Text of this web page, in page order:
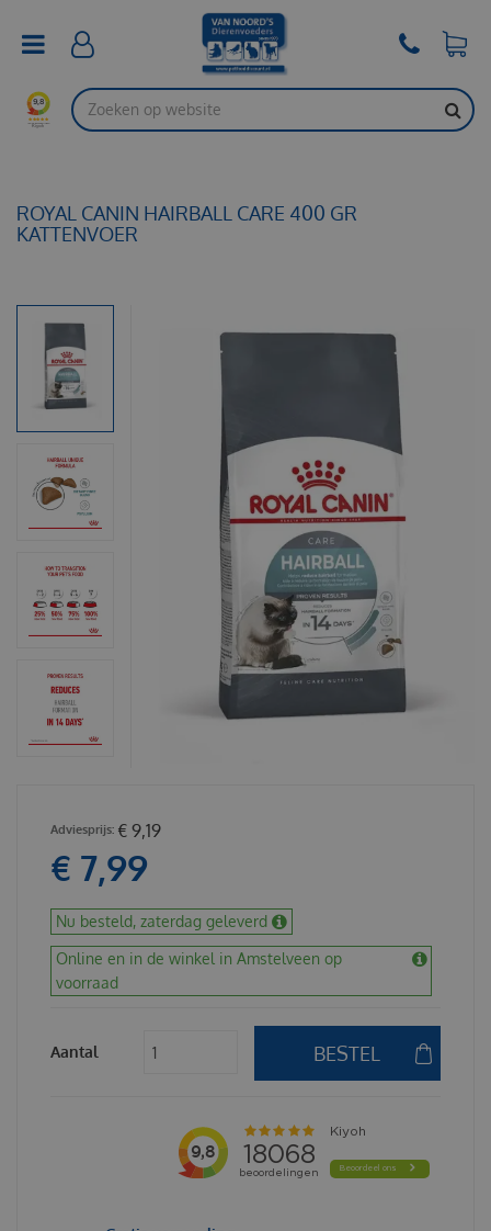
ROYAL CANIN HAIRBALL CARE 400 GR
KATTENVOER
€ 9,19
€ 7,99
Nu besteld, zaterdag geleverd
Online en in de winkel in Amstelveen op
voorraad
Aantal